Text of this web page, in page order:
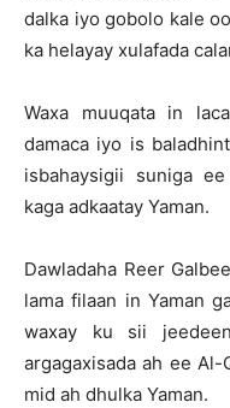
dalka iyo gobolo kale
ka helayay xulafada
Waxa muuqata in
damaca iyo is
isbahaysigii suniga
kaga adkaatay Yaman.
Dawladaha Reer
lama filaan in Yaman
waxay ku sii
argagaxisada ah ee Al-
mid ah dhulka Yaman.